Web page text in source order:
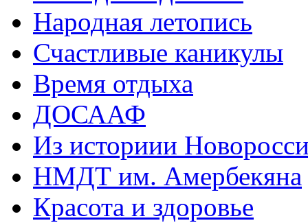
Народная летопись
Счастливые каникулы
Время отдыха
ДОСААФ
Из историии
НМДТ им. Амербекяна
Красота и здоровье